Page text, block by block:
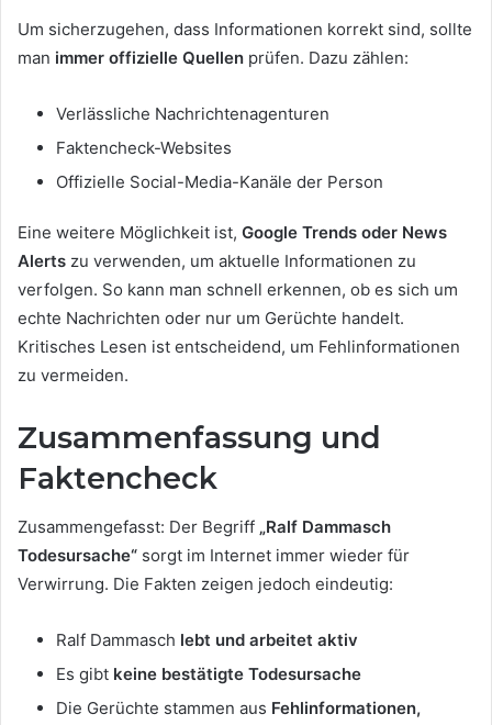
Um sicherzugehen, dass Informationen korrekt sind, sollte
man immer offizielle Quellen prüfen. Dazu zählen:
Verlässliche Nachrichtenagenturen
Faktencheck-Websites
Offizielle Social-Media-Kanäle der Person
Eine weitere Möglichkeit ist, Google Trends oder News
Alerts zu verwenden, um aktuelle Informationen zu
verfolgen. So kann man schnell erkennen, ob es sich um
echte Nachrichten oder nur um Gerüchte handelt.
Kritisches Lesen ist entscheidend, um Fehlinformationen
zu vermeiden.
Zusammenfassung und
Faktencheck
Zusammengefasst: Der Begriff „Ralf Dammasch
Todesursache“ sorgt im Internet immer wieder für
Verwirrung. Die Fakten zeigen jedoch eindeutig:
Ralf Dammasch lebt und arbeitet aktiv
Es gibt keine bestätigte Todesursache
Die Gerüchte stammen aus Fehlinformationen,